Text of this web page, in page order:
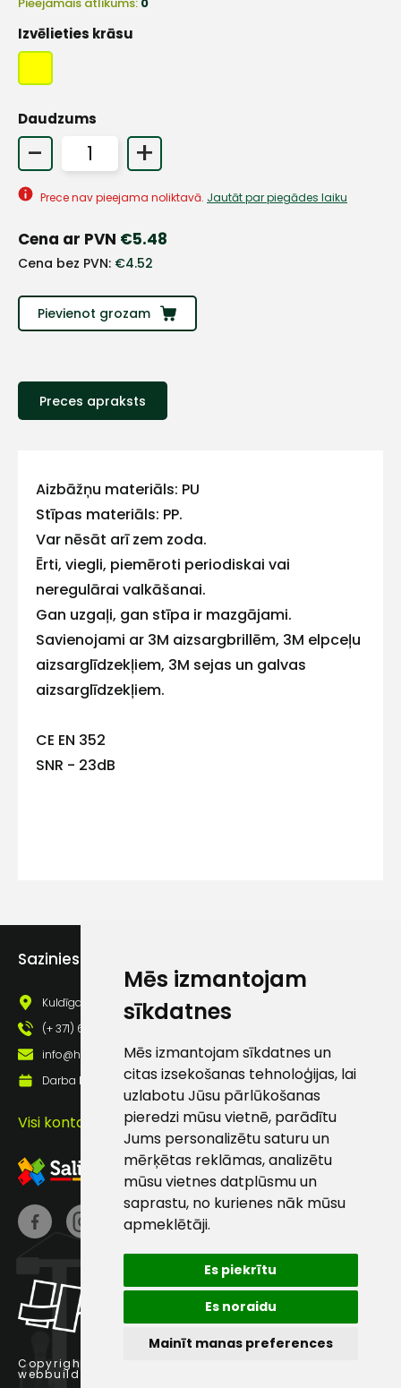
Mēs izmantojam
sīkdatnes
Mēs izmantojam sīkdatnes un
citas izsekošanas tehnoloģijas, lai
uzlabotu Jūsu pārlūkošanas
pieredzi mūsu vietnē, parādītu
Jums personalizētu saturu un
mērķētas reklāmas, analizētu
mūsu vietnes datplūsmu un
saprastu, no kurienes nāk mūsu
apmeklētāji.
Es piekrītu
Es noraidu
Mainīt manas preferences
Izvēlieties krāsu
Daudzums
- +
Prece nav pieejama noliktavā. Jautāt par piegādes laiku
Cena ar PVN €5.48
Cena bez PVN: €4.52
Pievienot grozam
Preces apraksts
Aizbāžņu materiāls: PU
Stīpas materiāls: PP.
Var nēsāt arī zem zoda.
Ērti, viegli, piemēroti periodiskai vai
neregulārai valkāšanai.
Gan uzgaļi, gan stīpa ir mazgājami.
Savienojami ar 3M aizsargbrillēm, 3M elpceļu
aizsarglīdzekļiem, 3M sejas un galvas
aizsarglīdzekļiem.
CE EN 352
SNR - 23dB
Copyright © 2025 Hards SIA.
webbuilding.lv
Sazinies ar mums
Kuldīgas iela 69a, Saldus, Saldus nov., LV - 3801
(+ 371) 63 881 186
info@hards.lv
Darba laiks: Darbadienās: 8:00 - 17:00
Visi kontakti
E-pasts
Kontakttālrunis
Piekrītu saņemt
pastā
Sūtīt ziņojumu
Klientu
atbalsts
Darbdienās:
(+371) 63 881
186
info@hards.lv
+